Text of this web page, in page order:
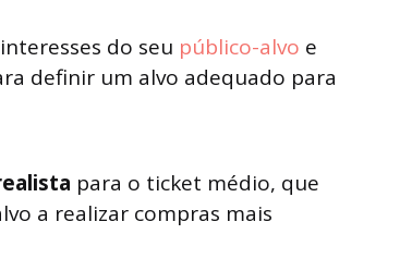
do seu público-alvo e
definir um alvo adequado para
para o ticket médio, que
a realizar compras mais